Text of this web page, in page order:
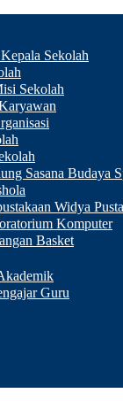
Sekolah
Sekolah
Sasana Budaya
Widya
Komputer
Basket
Guru